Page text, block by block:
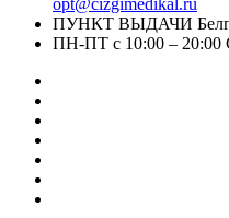
opt@cizgimedikal.ru
ПУНКТ ВЫДАЧИ
ПН-ПТ с 10:00 – 20:00